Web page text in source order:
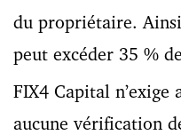
du propriétaire.
peut excéder 35 %
FIX4 Capital n’exige
aucune vérification